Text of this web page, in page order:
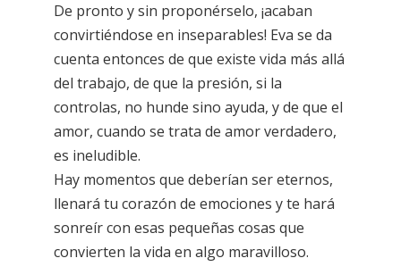
De pronto y sin proponérselo, ¡acaban
convirtiéndose en inseparables! Eva se da
cuenta entonces de que existe vida más allá
del trabajo, de que la presión, si la
controlas, no hunde sino ayuda, y de que el
amor, cuando se trata de amor verdadero,
es ineludible.
Hay momentos que deberían ser eternos,
llenará tu corazón de emociones y te hará
sonreír con esas pequeñas cosas que
convierten la vida en algo maravilloso.